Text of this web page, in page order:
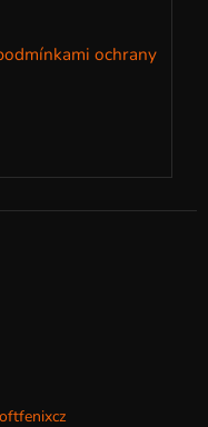
ochrany